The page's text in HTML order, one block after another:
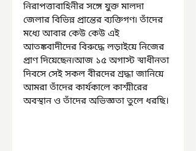
নিরাপত্তাবাহিনীর সঙ্গে যুক্ত মালদা
জেলার বিভিন্ন প্রান্তের ব্যক্তিগণ৷ তাঁদের
মধ্যে আবার কেউ কেউ এই
আতঙ্কবাদীদের বিরুদ্ধে লড়াইয়ে নিজের
প্রাণ দিয়েছেন৷আজ ১৫ অগাস্ট স্বাধীনতা
দিবসে সেই সকল বীরদের শ্রদ্ধা জানিয়ে
আমরা তাঁদের কার্যকালে কাশ্মীরের
অবস্থান ও তাঁদের অভিজ্ঞতা তুলে ধরছি।